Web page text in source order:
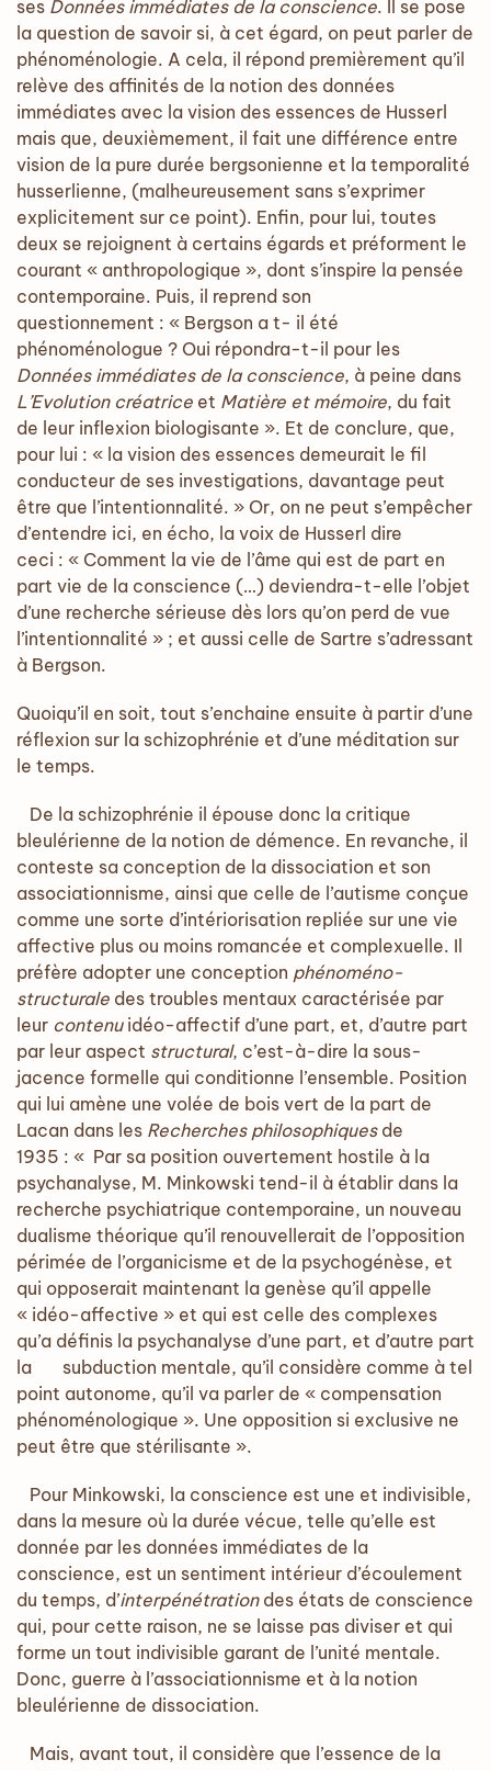
ses Données immédiates de la conscience. Il se pose
la question de savoir si, à cet égard, on peut parler de
phénoménologie. A cela, il répond premièrement qu’il
relève des affinités de la notion des données
immédiates avec la vision des essences de Husserl
mais que, deuxièmement, il fait une différence entre
vision de la pure durée bergsonienne et la temporalité
husserlienne, (malheureusement sans s’exprimer
explicitement sur ce point). Enfin, pour lui, toutes
deux se rejoignent à certains égards et préforment le
courant « anthropologique », dont s’inspire la pensée
contemporaine. Puis, il reprend son
questionnement : « Bergson a t- il été
phénoménologue ? Oui répondra-t-il pour les
Données immédiates de la conscience, à peine dans
L’Evolution créatrice et Matière et mémoire, du fait
de leur inflexion biologisante ». Et de conclure, que,
pour lui : « la vision des essences demeurait le fil
conducteur de ses investigations, davantage peut
être que l’intentionnalité. » Or, on ne peut s’empêcher
d’entendre ici, en écho, la voix de Husserl dire
ceci : « Comment la vie de l’âme qui est de part en
part vie de la conscience (…) deviendra-t-elle l’objet
d’une recherche sérieuse dès lors qu’on perd de vue
l’intentionnalité » ; et aussi celle de Sartre s’adressant
à Bergson.
Quoiqu’il en soit, tout s’enchaine ensuite à partir d’une
réflexion sur la schizophrénie et d’une méditation sur
le temps.
De la schizophrénie il épouse donc la critique
bleulérienne de la notion de démence. En revanche, il
conteste sa conception de la dissociation et son
associationnisme, ainsi que celle de l’autisme conçue
comme une sorte d’intériorisation repliée sur une vie
affective plus ou moins romancée et complexuelle. Il
préfère adopter une conception phénoméno-
structurale des troubles mentaux caractérisée par
leur contenuidéo-affectif d’une part, et, d’autre part
par leur aspect structural, c’est-à-dire la sous-
jacence formelle qui conditionne l’ensemble. Position
qui lui amène une volée de bois vert de la part de
Lacan dans les Recherches philosophiquesde
1935 : « Par sa position ouvertement hostile à la
psychanalyse, M. Minkowski tend-il à établir dans la
recherche psychiatrique contemporaine, un nouveau
dualisme théorique qu’il renouvellerait de l’opposition
périmée de l’organicisme et de la psychogénèse, et
qui opposerait maintenant la genèse qu’il appelle
« idéo-affective » et qui est celle des complexes
qu’a définis la psychanalyse d’une part, et d’autre part
la subduction mentale, qu’il considère comme à tel
point autonome, qu’il va parler de « compensation
phénoménologique ». Une opposition si exclusive ne
peut être que stérilisante ».
Pour Minkowski, la conscience est une et indivisible,
dans la mesure où la durée vécue, telle qu’elle est
donnée par les données immédiates de la
conscience, est un sentiment intérieur d’écoulement
du temps, d’interpénétrationdes états de conscience
qui, pour cette raison, ne se laisse pas diviser et qui
forme un tout indivisible garant de l’unité mentale.
Donc, guerre à l’associationnisme et à la notion
bleulérienne de dissociation.
Mais, avant tout, il considère que l’essence de la